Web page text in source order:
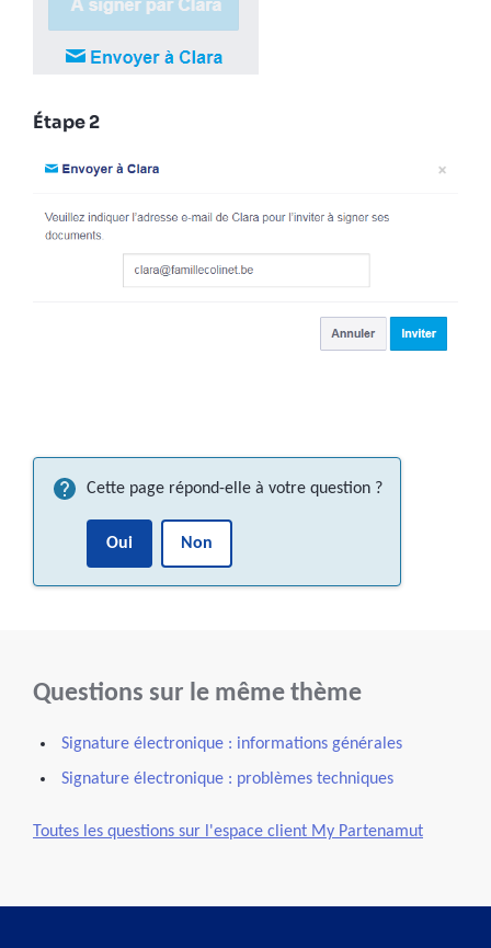
Étape 2
Cette page répond-elle à votre question ?
Oui Non
Questions sur le même thème
Signature électronique : informations générales
Signature électronique : problèmes techniques
Toutes les questions sur l'espace client My Partenamut